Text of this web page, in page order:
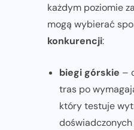
każdym poziomie
mogą wybierać
konkurencji:
biegi górskie –
tras po
który testuje